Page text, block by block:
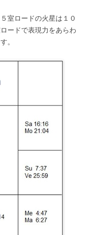
室ロードの火星は１０
ードで表現力をあらわ
。